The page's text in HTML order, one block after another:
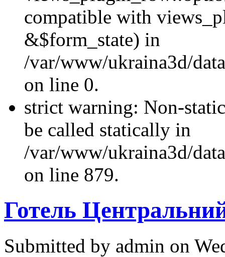
compatible with
&$form_state) in
/var/www/ukraina3d/
on line 0.
strict warning: Non-
be called statically in
/var/www/ukraina3d/
on line 879.
Готель
Submitted by admin on